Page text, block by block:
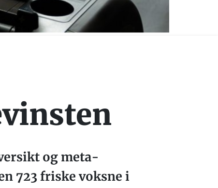
og meta-
723 friske voksne i